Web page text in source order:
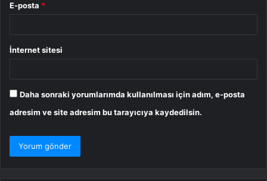
E-posta *
İnternet sitesi
Daha sonraki yorumlarımda kullanılması için adım, e-posta
adresim ve site adresim bu tarayıcıya kaydedilsin.